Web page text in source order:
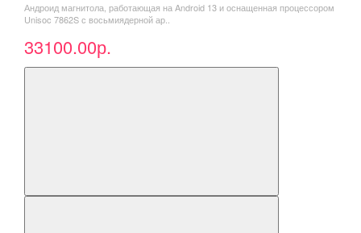
Андроид магнитола, работающая на Android 13 и оснащенная процессором
Unisoc 7862S с восьмиядерной ар..
33100.00р.